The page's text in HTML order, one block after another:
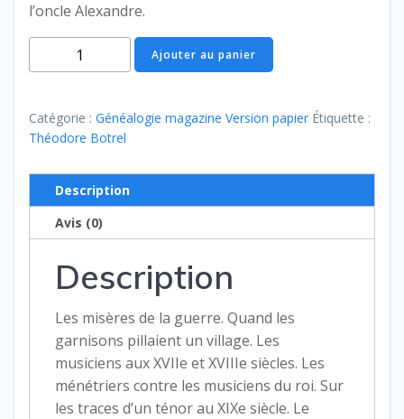
l’oncle Alexandre.
quantité
de
Magazine
n°
décembre
1998
Version
papier
Ajouter au panier
Catégorie : Généalogie magazine Version papier Étiquette :
Théodore Botrel
Description
Avis (0)
Description
Les misères de la guerre. Quand les
garnisons pillaient un village. Les
musiciens aux XVIIe et XVIIIe siècles. Les
ménétriers contre les musiciens du roi. Sur
les traces d’un ténor au XIXe siècle. Le